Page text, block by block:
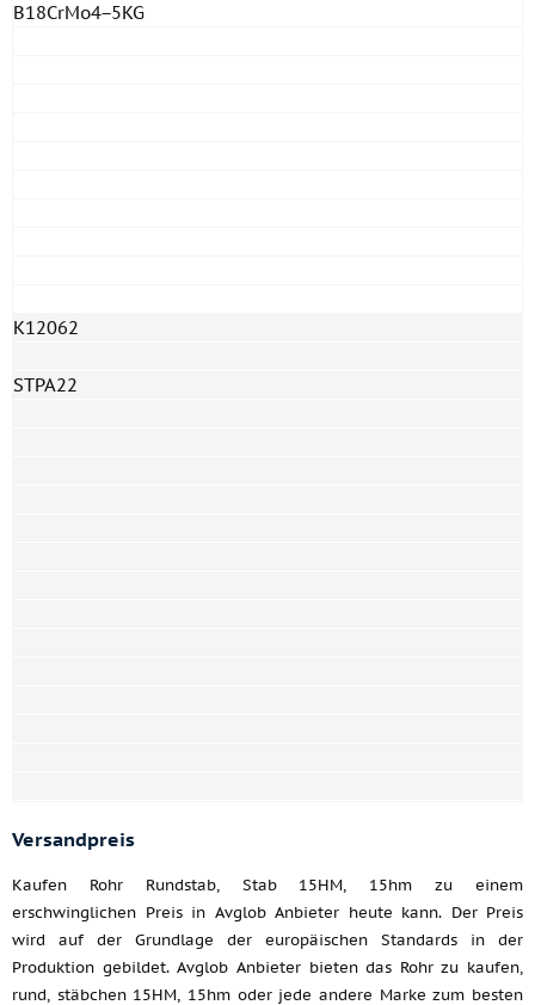
B18CrMo4−5KG
K12062
STPA22
Versandpreis
Kaufen Rohr Rundstab, Stab 15HM, 15hm zu einem
erschwinglichen Preis in Avglob Anbieter heute kann. Der Preis
wird auf der Grundlage der europäischen Standards in der
Produktion gebildet. Avglob Anbieter bieten das Rohr zu kaufen,
rund, stäbchen 15HM, 15hm oder jede andere Marke zum besten